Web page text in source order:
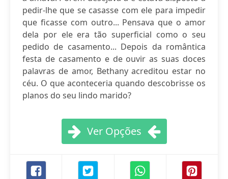
pedir-lhe que se casasse com ele para impedir
que ficasse com outro... Pensava que o amor
dela por ele era tão superficial como o seu
pedido de casamento... Depois da romântica
festa de casamento e de ouvir as suas doces
palavras de amor, Bethany acreditou estar no
céu. O que aconteceria quando descobrisse os
planos do seu lindo marido?
Ver Opções